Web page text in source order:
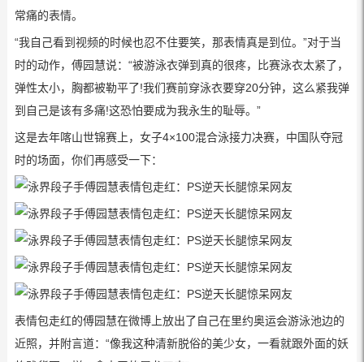
常痛的表情。
“我自己看到视频的时候也忍不住要笑，那表情真是到位。”对于当
时的动作，傅园慧说：“被游泳衣弹到真的很疼，比赛泳衣太紧了，
弹性太小，胸都被勒平了!我们赛前穿泳衣要穿20分钟，这么紧我弹
到自己是该有多痛!这恐怕要成为我永生的耻辱。”
这是去年喀山世锦赛上，女子4×100混合泳接力决赛，中国队夺冠
时的场面，你们再感受一下：
表情包走红的傅园慧在微博上放出了自己在里约奥运会游泳池边的
近照，并附言道：“像我这种清新脱俗的美少女，一看就跟外面的妖